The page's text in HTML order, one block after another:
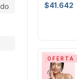
$41.642
OFERTA